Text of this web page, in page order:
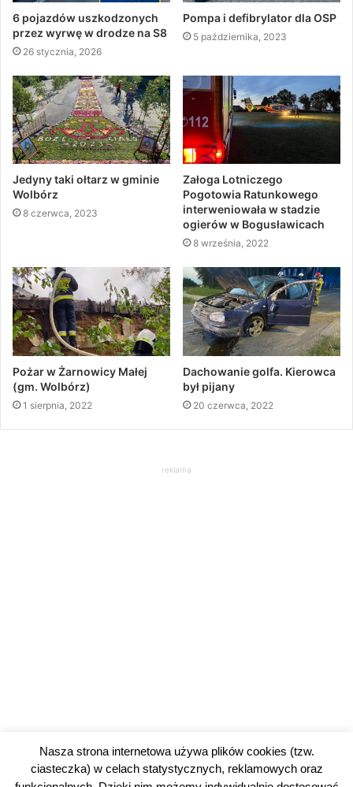
6 pojazdów uszkodzonych
przez wyrwę w drodze na S8
26 stycznia, 2026
Pompa i defibrylator dla OSP
5 października, 2023
Jedyny taki ołtarz w gminie
Wolbórz
8 czerwca, 2023
Załoga Lotniczego
Pogotowia Ratunkowego
interweniowała w stadzie
ogierów w Bogusławicach
8 września, 2022
Pożar w Żarnowicy Małej
(gm. Wolbórz)
1 sierpnia, 2022
Dachowanie golfa. Kierowca
był pijany
20 czerwca, 2022
reklama
Nasza strona internetowa używa plików cookies (tzw.
ciasteczka) w celach statystycznych, reklamowych oraz